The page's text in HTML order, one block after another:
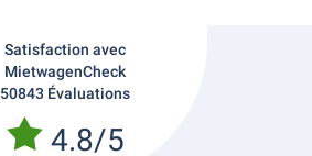
Satisfaction avec
MietwagenCheck
50843 Évaluations
4.8/5